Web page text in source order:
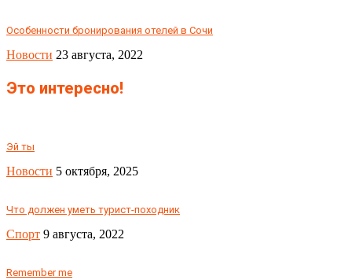
Особенности бронирования отелей в Сочи
Новости 23 августа, 2022
Это интересно!
Эй ты
Новости 5 октября, 2025
Что должен уметь турист-походник
Спорт 9 августа, 2022
Remember me